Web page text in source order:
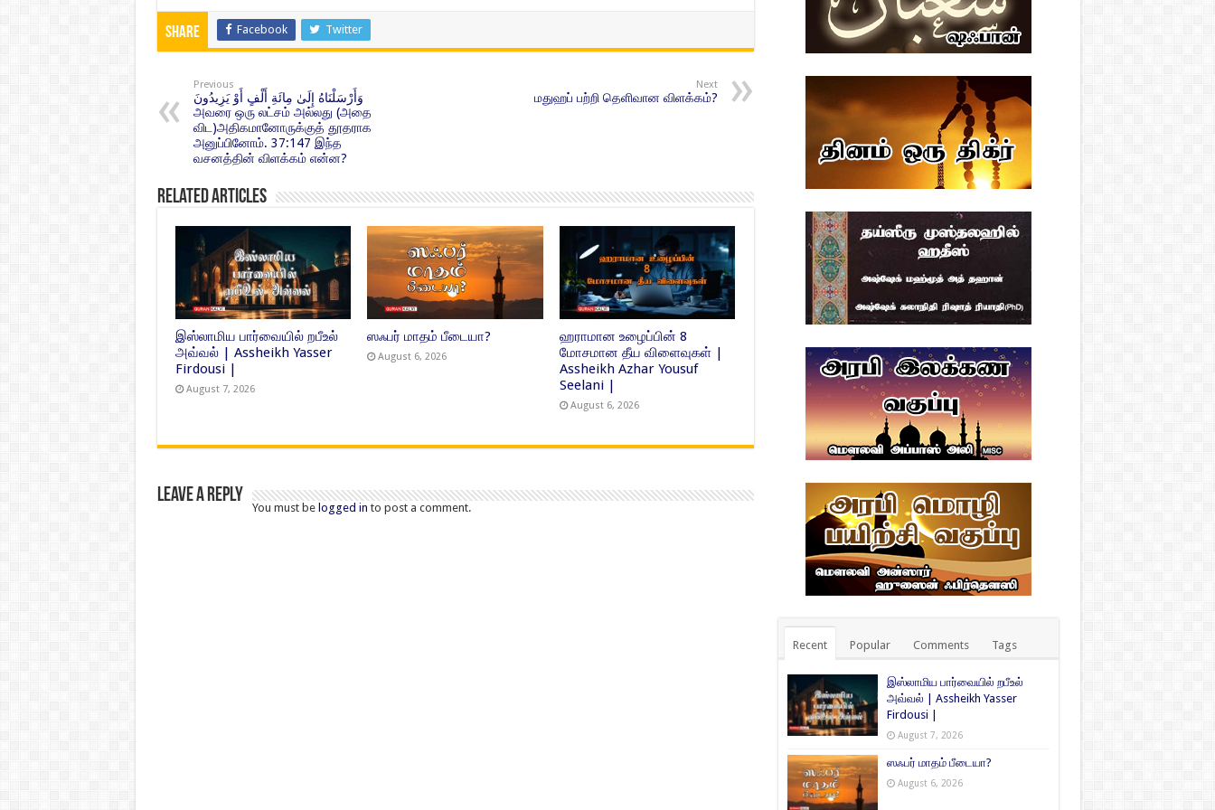
Share Facebook Twitter
Previous
وَأَرْسَلْنَاهُ إِلَىٰ مِائَةِ أَلْفٍ أَوْ يَزِيدُونَ
அவரை ஒரு லட்சம் அல்லது (அதை
விட)அதிகமானோருக்குத் தூதராக
அனுப்பினோம். 37:147 இந்த
வசனத்தின் விளக்கம் என்ன?
Next
மதுஹப் பற்றி தெளிவான விளக்கம்?
Related Articles
இஸ்லாமிய பார்வையில் றபீஉல்
அவ்வல் | Assheikh Yasser
Firdousi |
August 7, 2026
ஸஃபர் மாதம் பீடையா?
August 6, 2026
ஹராமான உழைப்பின் 8
மோசமான தீய விளைவுகள் |
Assheikh Azhar Yousuf
Seelani |
August 6, 2026
Leave a Reply
You must be logged in to post a comment.
Recent Popular Comments Tags
இஸ்லாமிய பார்வையில் றபீஉல்
அவ்வல் | Assheikh Yasser
Firdousi |
August 7, 2026
ஸஃபர் மாதம் பீடையா?
August 6, 2026